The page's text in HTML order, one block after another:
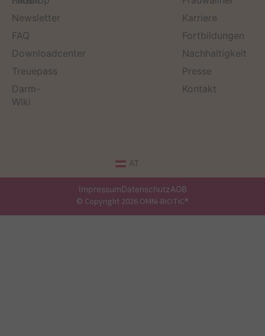
Newsletter
FAQ
Downloadcenter
Treuepass
Darm-
Wiki
Karriere
Fortbildungen
Nachhaltigkeit
Presse
Kontakt
AT
ImpressumDatenschutzAGB
© Copyright 2026 OMNi-BiOTiC®